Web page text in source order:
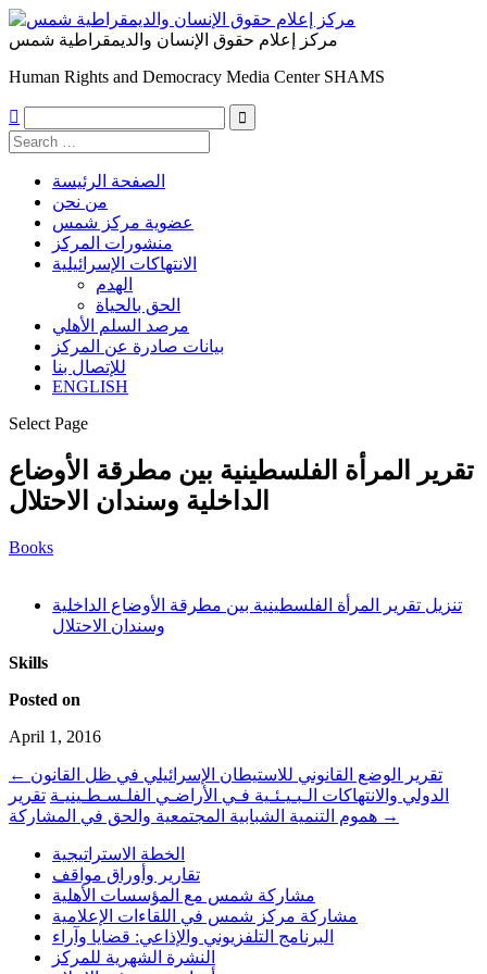
مركز إعلام حقوق الإنسان والديمقراطية شمس
Human Rights and Democracy Media Center SHAMS

الصفحة الرئيسة
من نحن
عضوية مركز شمس
منشورات المركز
الانتهاكات الإسرائيلية
الهدم
الحق بالحياة
مرصد السلم الأهلي
بيانات صادرة عن المركز
للإتصال بنا
ENGLISH
Select Page
تقرير المرأة الفلسطينية بين مطرقة الأوضاع
الداخلية وسندان الاحتلال
Books
تنزيل تقرير المرأة الفلسطينية بين مطرقة الأوضاع الداخلية
وسندان الاحتلال
Skills
Posted on
April 1, 2016
←
الدولي والانتهاكات الـبـيـئـية فـي الأراضـي الفلـسـطـينيـة تقرير
→
الخطة الاستراتيجية
تقارير وأوراق مواقف
مشاركة شمس مع المؤسسات الأهلية
مشاركة مركز شمس في اللقاءات الإعلامية
البرنامج التلفزيوني والإذاعي: قضايا وآراء
النشرة الشهرية للمركز